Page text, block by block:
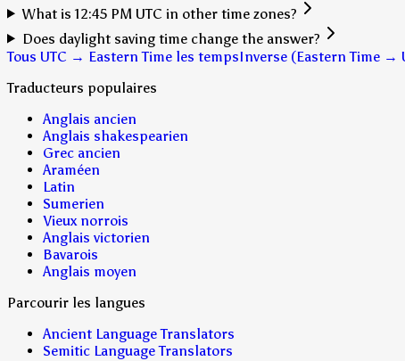
What is 12:45 PM UTC in other time zones?
Does daylight saving time change the answer?
Tous UTC → Eastern Time les tempsInverse (Eastern Time →
Traducteurs populaires
Anglais ancien
Anglais shakespearien
Grec ancien
Araméen
Latin
Sumerien
Vieux norrois
Anglais victorien
Bavarois
Anglais moyen
Parcourir les langues
Ancient Language Translators
Semitic Language Translators